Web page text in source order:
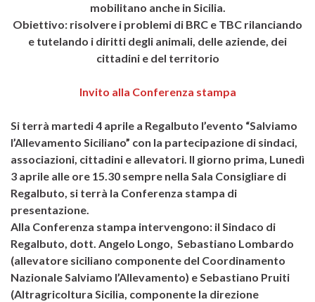
mobilitano anche in Sicilia.
Obiettivo: risolvere i problemi di BRC e TBC rilanciando
e tutelando i diritti degli animali, delle aziende, dei
cittadini e del territorio
Invito alla Conferenza stampa
Si terrà martedi 4 aprile a Regalbuto l’evento “Salviamo
l’Allevamento Siciliano” con la partecipazione di sindaci,
associazioni, cittadini e allevatori. Il giorno prima, Lunedì
3 aprile alle ore 15.30 sempre nella Sala Consigliare di
Regalbuto, si terrà la Conferenza stampa di
presentazione.
Alla Conferenza stampa intervengono: il Sindaco di
Regalbuto, dott. Angelo Longo, Sebastiano Lombardo
(allevatore siciliano componente del Coordinamento
Nazionale Salviamo l’Allevamento) e Sebastiano Pruiti
(Altragricoltura Sicilia, componente la direzione